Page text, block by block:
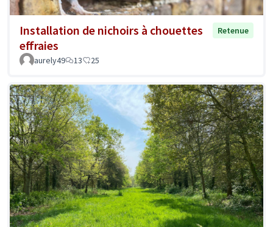
Installation de nichoirs à chouettes
effraies
Retenue
aurely49 13 25